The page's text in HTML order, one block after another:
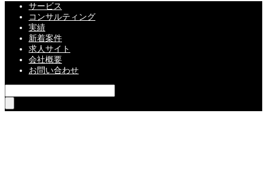
サービス
コンサルティング
実績
新着案件
求人サイト
会社概要
お問い合わせ